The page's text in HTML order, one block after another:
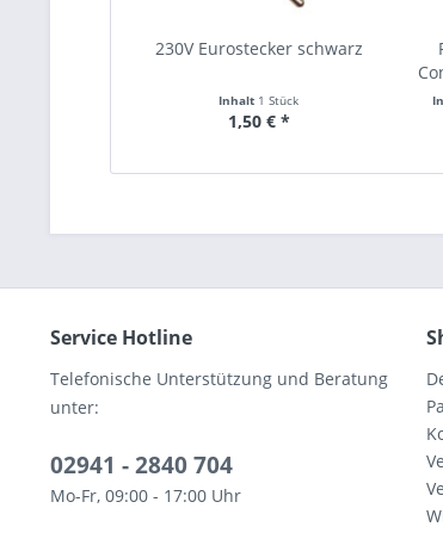
230V Eurostecker schwarz
Inhalt 1 Stück
1,50 € *
Service Hotline
Telefonische Unterstützung und Beratung
unter:
02941 - 2840 704
Mo-Fr, 09:00 - 17:00 Uhr